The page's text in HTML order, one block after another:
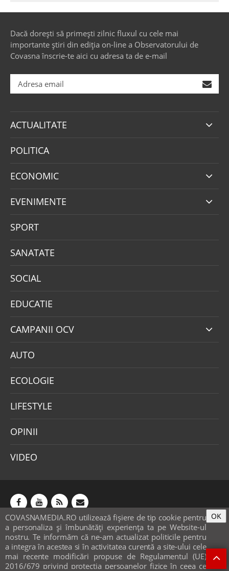
Dacă dorești să primești zilnic fluxul cu cele mai
importante știri din ediția on-line a Observatorului de
Covasna înscrie-te aici cu adresa ta de e-mail
ACTUALITATE
POLITICA
ECONOMIC
EVENIMENTE
SPORT
SANATATE
SOCIAL
EDUCATIE
CAMPANII OCV
AUTO
ECOLOGIE
LIFESTYLE
OPINII
VIDEO
COVASNAMEDIA.RO utilizează fişiere de tip cookie pentru
a personaliza și îmbunătăți experiența ta pe Website-ul
nostru. Te informăm că ne-am actualizat politicile pentru
a integra în acestea si în activitatea curentă a site-ului cele
mai recente modificări propuse de Regulamentul (UE)
2016/679 privind protecția persoanelor fizice în ceea ce
OK
Abonamente Publicitate
Mica publicitate
Contact
Sondaje
POLITICA COOKIE-URI & GDPR
© covasnamedia.ro. Website bysofthost.